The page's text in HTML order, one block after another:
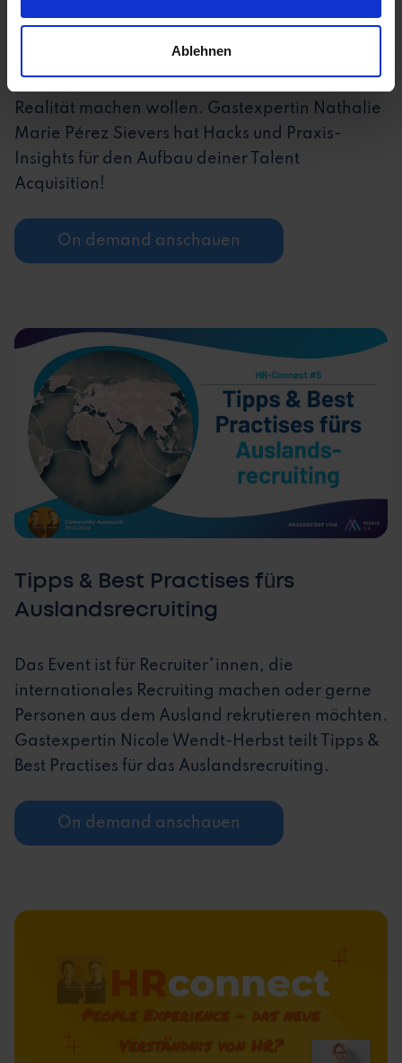
Ablehnen
Dieses Event ist für die Personaler*innen, die
Realität machen wollen. Gastexpertin Nathalie
Marie Pérez Sievers hat Hacks und Praxis-
Insights für den Aufbau deiner Talent
Acquisition!
On demand anschauen
Tipps & Best Practises fürs
Auslandsrecruiting
Das Event ist für Recruiter*innen, die
internationales Recruiting machen oder gerne
Personen aus dem Ausland rekrutieren möchten.
Gastexpertin Nicole Wendt-Herbst teilt Tipps &
Best Practises für das Auslandsrecruiting.
On demand anschauen